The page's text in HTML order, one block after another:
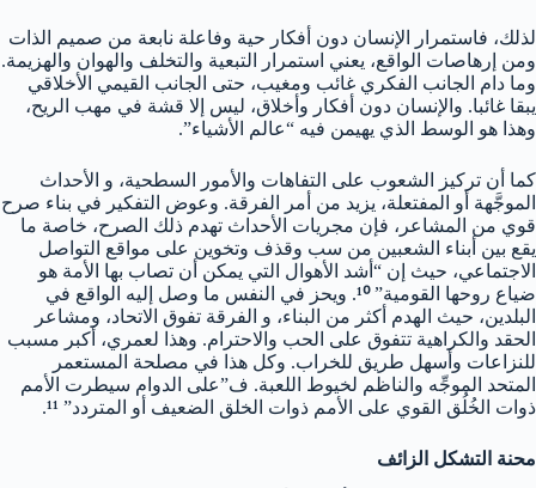
لذلك، فاستمرار الإنسان دون أفكار حية وفاعلة نابعة من صميم الذات
ومن إرهاصات الواقع، يعني استمرار التبعية والتخلف والهوان والهزيمة.
وما دام الجانب الفكري غائب ومغيب، حتى الجانب القيمي الأخلاقي
يبقا غائبا. والإنسان دون أفكار وأخلاق، ليس إلا قشة في مهب الريح،
وهذا هو الوسط الذي يهيمن فيه “عالم الأشياء”.
كما أن تركيز الشعوب على التفاهات والأمور السطحية، و الأحداث
الموجَّهة أو المفتعلة، يزيد من أمر الفرقة. وعوض التفكير في بناء صرح
قوي من المشاعر، فإن مجريات الأحداث تهدم ذلك الصرح، خاصة ما
يقع بين أبناء الشعبين من سب وقذف وتخوين على مواقع التواصل
الاجتماعي، حيث إن “أشد الأهوال التي يمكن أن تصاب بها الأمة هو
ضياع روحها القومية”¹⁰. ويحز في النفس ما وصل إليه الواقع في
البلدين، حيث الهدم أكثر من البناء، و الفرقة تفوق الاتحاد، ومشاعر
الحقد والكراهية تتفوق على الحب والاحترام. وهذا لعمري، أكبر مسبب
للنزاعات وأسهل طريق للخراب. وكل هذا في مصلحة المستعمر
المتحد الموجِّه والناظم لخيوط اللعبة. ف”على الدوام سيطرت الأمم
ذوات الخُلُق القوي على الأمم ذوات الخلق الضعيف أو المتردد” ¹¹
.
محنة التشكل الزائف